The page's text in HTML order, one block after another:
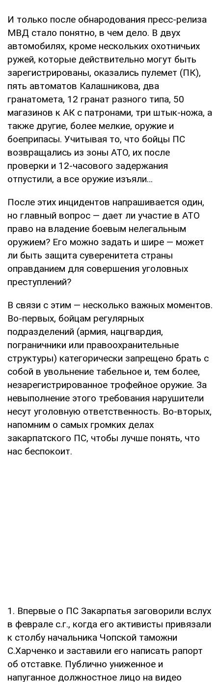
И только после обнародования пресс-релиза
МВД стало понятно, в чем дело. В двух
автомобилях, кроме нескольких охотничьих
ружей, которые действительно могут быть
зарегистрированы, оказались пулемет (ПК),
пять автоматов Калашникова, два
гранатомета, 12 гранат разного типа, 50
магазинов к АК с патронами, три штык-ножа, а
также другие, более мелкие, оружие и
боеприпасы. Учитывая то, что бойцы ПС
возвращались из зоны АТО, их после
проверки и 12-часового задержания
отпустили, а все оружие изъяли…
После этих инцидентов напрашивается один,
но главный вопрос — дает ли участие в АТО
право на владение боевым нелегальным
оружием? Его можно задать и шире — может
ли быть защита суверенитета страны
оправданием для совершения уголовных
преступлений?
В связи с этим — несколько важных моментов.
Во-первых, бойцам регулярных
подразделений (армия, нацгвардия,
пограничники или правоохранительные
структуры) категорически запрещено брать с
собой в увольнение табельное и, тем более,
незарегистрированное трофейное оружие. За
невыполнение этого требования нарушители
несут уголовную ответственность. Во-вторых,
напомним о самых громких делах
закарпатского ПС, чтобы лучше понять, что
нас беспокоит.
1. Впервые о ПС Закарпатья заговорили вслух
в феврале с.г., когда его активисты привязали
к столбу начальника Чопской таможни
С.Харченко и заставили его написать рапорт
об отставке. Публично униженное и
напуганное должностное лицо на видео